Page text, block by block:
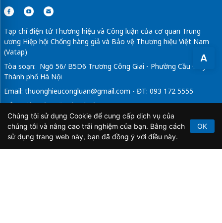
A
Tạp chí điện tử Thương hiệu và Công luận của cơ quan Trung
ương Hiệp hội Chống hàng giả và Bảo vệ Thương hiệu Việt Nam
(Vatap)
Tòa soạn: Ngõ 56/ B5D6 Trương Công Giai - Phường Cầu Giấy -
Thành phố Hà Nội
Email: thuonghieucongluan@gmail.com - ĐT: 093 172 5555
Tổng Biên Tập: Vũ Đức Thuận
Giấy phép hoạt động báo chí điện tử số 64/GP-BTTTT do Bộ
Thông tin và Truyền thông cấp ngày 21/2/2020.
Chúng tôi sử dụng Cookie để cung cấp dịch vụ của
chúng tôi và nâng cao trải nghiệm của bạn. Bằng cách
sử dụng trang web này, bạn đã đồng ý với điều này.
OK